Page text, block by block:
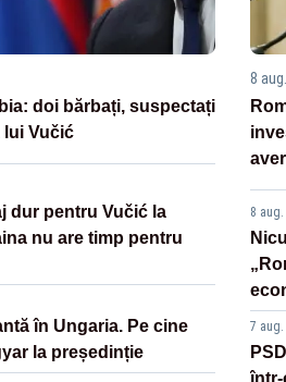
doi bărbați, suspectați
lui Vučić
dur pentru Vučić la
nu are timp pentru
în Ungaria. Pe cine
la președinție
8
8 aug.
7 aug.